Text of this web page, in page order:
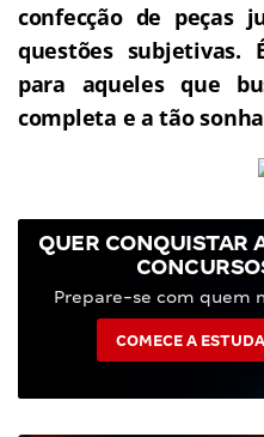
confecção de peças
questões subjetivas.
para aqueles que
completa e a tão
QUER CONQUISTAR
Prepare-se com quem
COMECE A